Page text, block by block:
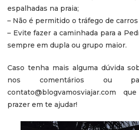
espalhadas na praia;
– Não é permitido o tráfego de
– Evite fazer a caminhada para a
sempre em dupla ou grupo maior.
Caso tenha mais alguma dúvida
nos comentários ou
contato@blogvamosviajar.com
prazer em te ajudar!